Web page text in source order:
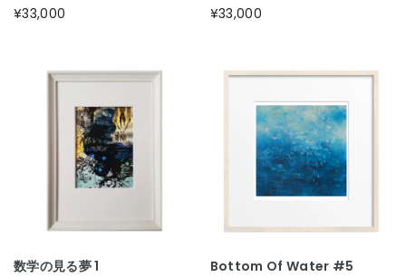
¥33,000 ¥33,000
数学の見る夢 1 Bottom Of Water #5